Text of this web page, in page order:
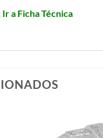
Ir a Ficha Técnica